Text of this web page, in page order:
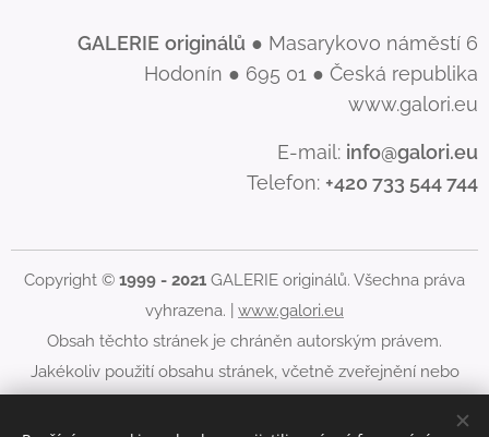
GALERIE originálů ● Masarykovo náměstí 6
Hodonín ● 695 01 ● Česká republika
www.galori.eu
E-mail: info@galori.eu
Telefon: +420 733 544 744
Copyright © 1999 - 2021 GALERIE originálů. Všechna práva
vyhrazena. | www.galori.eu
Obsah těchto stránek je chráněn autorským právem.
Jakékoliv použití obsahu stránek, včetně zveřejnění nebo
GALERIE originálů zakázáno.